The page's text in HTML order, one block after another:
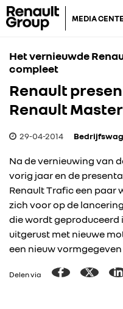
MEDIA
Het vernieuwde
compleet
Renault
Renault Master
29-04-2014
Na de vernieuwing van
vorig jaar en de
Renault Trafic een paar
zich voor op de
die wordt geproduceerd
uitgerust met nieuwe
een nieuw
Delen via